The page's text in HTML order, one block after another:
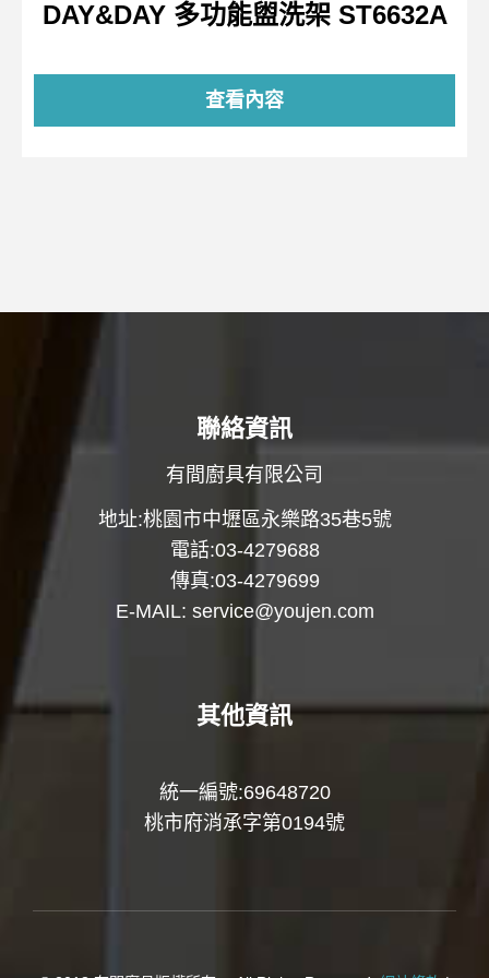
DAY&DAY 多功能盥洗架 ST6632A
查看內容
聯絡資訊
有間廚具有限公司
地址:桃園市中壢區永樂路35巷5號
電話:03-4279688
傳真:03-4279699
E-MAIL: service@youjen.com
其他資訊
統一編號:69648720
桃市府消承字第0194號